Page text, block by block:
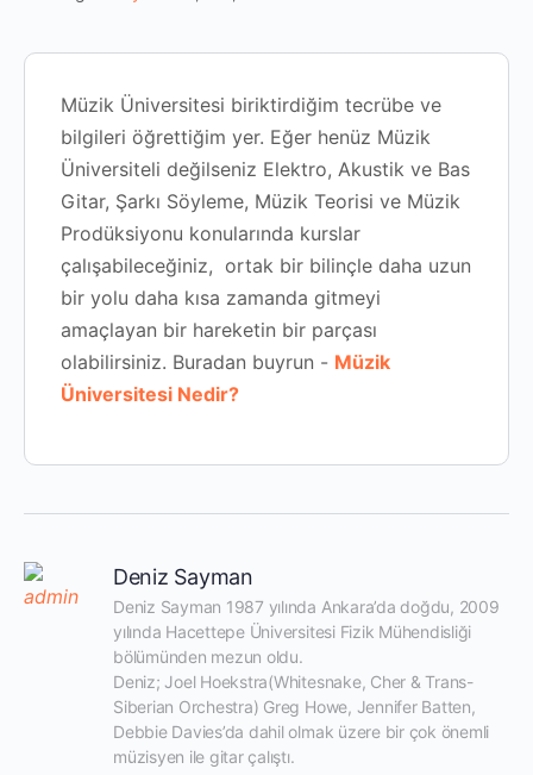
Müzik Üniversitesi biriktirdiğim tecrübe ve
bilgileri öğrettiğim yer. Eğer henüz Müzik
Üniversiteli değilseniz Elektro, Akustik ve Bas
Gitar, Şarkı Söyleme, Müzik Teorisi ve Müzik
Prodüksiyonu konularında kurslar
çalışabileceğiniz, ortak bir bilinçle daha uzun
bir yolu daha kısa zamanda gitmeyi
amaçlayan bir hareketin bir parçası
olabilirsiniz. Buradan buyrun - Müzik
Üniversitesi Nedir?
Deniz Sayman
Deniz Sayman 1987 yılında Ankara’da doğdu, 2009
yılında Hacettepe Üniversitesi Fizik Mühendisliği
bölümünden mezun oldu.
Deniz; Joel Hoekstra(Whitesnake, Cher & Trans-
Siberian Orchestra) Greg Howe, Jennifer Batten,
Debbie Davies’da dahil olmak üzere bir çok önemli
müzisyen ile gitar çalıştı.